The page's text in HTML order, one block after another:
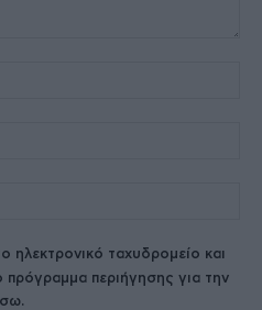
ηλεκτρονικό ταχυδρομείο και
περιήγησης για την